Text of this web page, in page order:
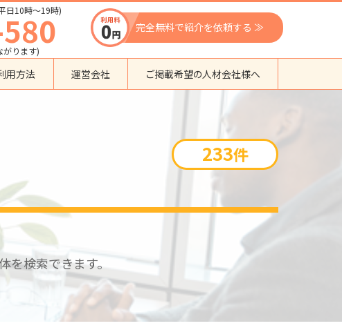
日10時〜19時)
がります)
完全無料で紹介を依頼する ≫
グ
行政書士事務所
用方法 運営会社 ご掲載希望の人材会社様へ
233件
検索できます。